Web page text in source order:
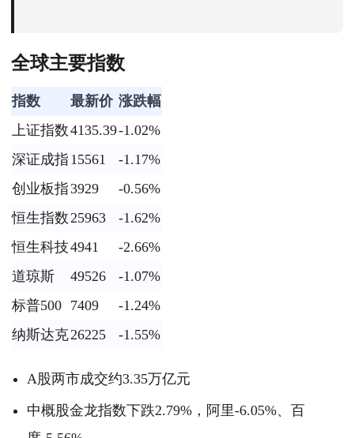
全球主要指数
指数 最新价 涨跌幅
上证指数4135.39-1.02%
深证成指 15561
-1.17%
创业板指3929
-0.56%
恒生指数25963
-1.62%
恒生科技4941
-2.66%
道琼斯
49526
-1.07%
标普500 7409
-1.24%
纳斯达克26225 -1.55%
A股两市成交约3.35万亿元
中概股金龙指数下跌2.79%，阿里-6.05%、百